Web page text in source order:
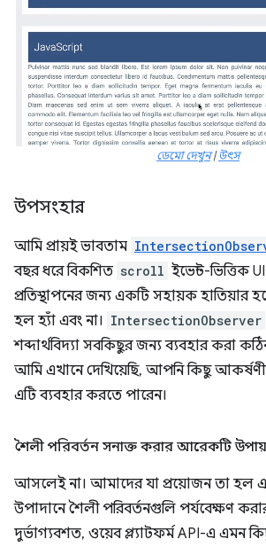
ডেমো দেখুন|উৎস
উপসংহার
আমি প্রায়ই ভাবতাম
বছর ধরে বিকশিত scroll ইভেন্ট-ভিত্তিক
প্রতিস্থাপনের জন্য একটি সহায়ক হাতিয়ার
হল হ্যাঁ এবং না। IntersectionObserver
শব্দার্থবিদ্যা সবকিছুর জন্য ব্যবহার করা
আমি এখানে দেখিয়েছি, আপনি কিছু
এটি ব্যবহার করতে পারেন।
শৈলী পরিবর্তন সনাক্ত করার আরেকটি
আসলেই না। আমাদের যা প্রয়োজন তা হল
উপাদানে শৈলী পরিবর্তনগুলি পর্যবেক্ষণ
দুর্ভাগ্যবশত, ওয়েব প্ল্যাটফর্ম API-এ এমন